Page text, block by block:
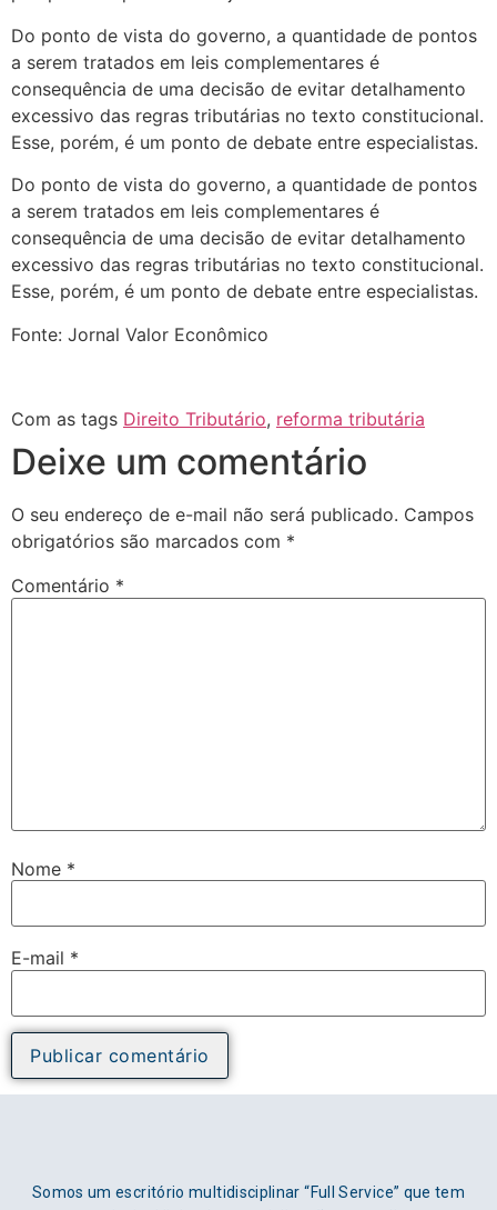
Do ponto de vista do governo, a quantidade de pontos
a serem tratados em leis complementares é
consequência de uma decisão de evitar detalhamento
excessivo das regras tributárias no texto constitucional.
Esse, porém, é um ponto de debate entre especialistas.
Do ponto de vista do governo, a quantidade de pontos
a serem tratados em leis complementares é
consequência de uma decisão de evitar detalhamento
excessivo das regras tributárias no texto constitucional.
Esse, porém, é um ponto de debate entre especialistas.
Fonte: Jornal Valor Econômico
Com as tags Direito Tributário, reforma tributária
Deixe um comentário
O seu endereço de e-mail não será publicado. Campos
obrigatórios são marcados com *
Comentário *
Nome *
E-mail *
Somos um escritório multidisciplinar “Full Service” que tem